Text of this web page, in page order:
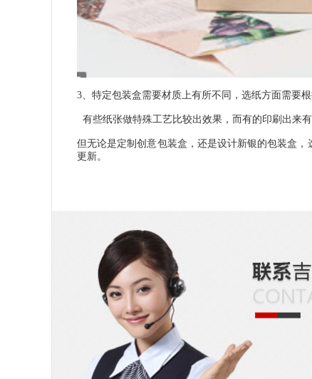
3、特定包装盒需要材质上有所不同，选纸方面需要
有些纸张做特殊工艺比较出效果，而有的印刷出来
但无论是定制创意包装盒，还是设计新银的包装盒，
更新。